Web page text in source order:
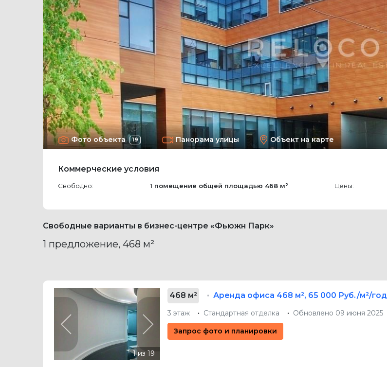
Фото объекта 19 Панорама улицы Объект на карте
Коммерческие условия
Свободно: 1 помещение общей площадью 468 м² Цены:
Свободные варианты в бизнес-центре «Фьюжн Парк»
1 предложение, 468 м²
Previous Next
468 м² Аренда офиса 468 м², 65 000 Руб./м²/год
3 этаж Стандартная отделка Обновлено 09 июня 2025
Запрос фото и планировки